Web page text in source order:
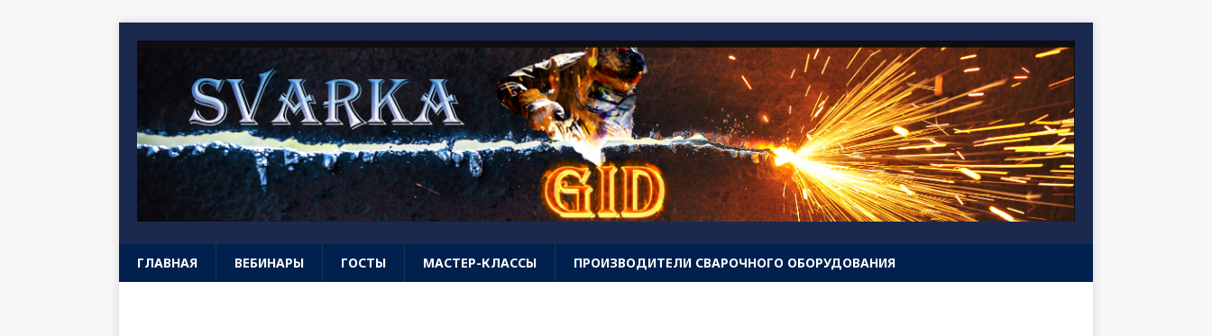
ГЛАВНАЯ ВЕБИНАРЫ ГОСТЫ МАСТЕР-КЛАССЫ ПРОИЗВОДИТЕЛИ СВАРОЧНОГО ОБОРУДОВАНИЯ